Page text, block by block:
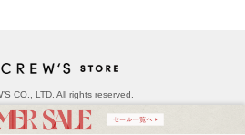
CO., LTD. All rights reserved.